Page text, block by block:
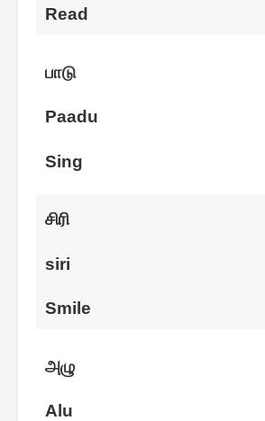
Read
பாடு
Paadu
Sing
சிரி
siri
Smile
அழு
Alu